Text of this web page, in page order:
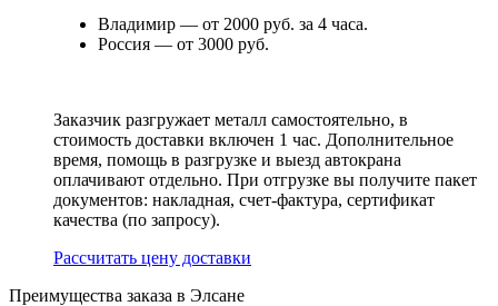
Владимир — от 2000 руб. за 4 часа.
Россия — от 3000 руб.
Заказчик разгружает металл самостоятельно, в
стоимость доставки включен 1 час. Дополнительное
время, помощь в разгрузке и выезд автокрана
оплачивают отдельно. При отгрузке вы получите пакет
документов: накладная, счет-фактура, сертификат
качества (по запросу).
Раcсчитать цену доставки
Преимущества заказа в Элсане